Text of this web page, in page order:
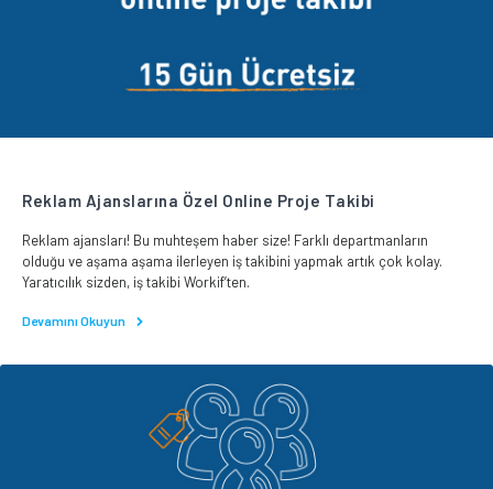
Reklam Ajanslarına Özel Online Proje Takibi
Reklam ajansları! Bu muhteşem haber size! Farklı departmanların
olduğu ve aşama aşama ilerleyen iş takibini yapmak artık çok kolay.
Yaratıcılık sizden, iş takibi Workif’ten.
Devamını Okuyun